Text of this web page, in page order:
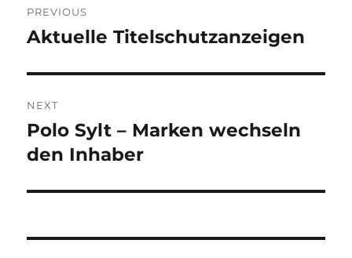
navigation
PREVIOUS
Previous
Aktuelle Titelschutzanzeigen
NEXT
Next
post:
Polo Sylt – Marken wechseln
den Inhaber